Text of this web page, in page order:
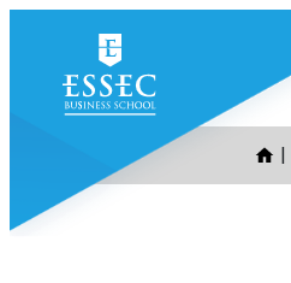
contenu